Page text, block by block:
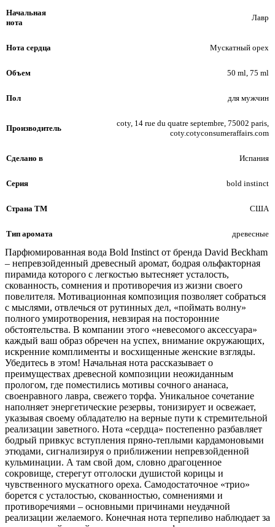
Начальная
нота
Лавр
Нота сердца Мускатный орех
Объем 50 ml, 75 ml
Пол для мужчин
Производитель
coty, 14 rue du quatre septembre, 75002 paris,
coty.cotyconsumeraffairs.com
Сделано в Испания
Серия bold instinct
Страна ТМ США
Тип аромата древесные
Парфюмированная вода Bold Instinct от бренда David Beckham
– непревзойденный древесный аромат, бодрая ольфакторная
пирамида которого с легкостью вытесняет усталость,
скованность, сомнения и противоречия из жизни своего
повелителя. Мотивационная композиция позволяет собраться
с мыслями, отвлечься от рутинных дел, «поймать волну»
полного умиротворения, невзирая на посторонние
обстоятельства. В компании этого «невесомого аксессуара»
каждый ваш образ обречен на успех, внимание окружающих,
искренние комплименты и восхищенные женские взгляды.
Убедитесь в этом! Начальная нота рассказывает о
преимуществах древесной композиции неожиданным
прологом, где поместились мотивы сочного ананаса,
своенравного лавра, свежего торфа. Уникальное сочетание
наполняет энергетические резервы, тонизирует и освежает,
указывая своему обладателю на верные пути к стремительной
реализации заветного. Нота «сердца» постепенно разбавляет
бодрый привкус вступления пряно-теплыми кардамоновыми
этюдами, сигнализируя о приближении непревзойденной
кульминации. А там свой дом, словно драгоценное
сокровище, стерегут отголоски душистой корицы и
чувственного мускатного ореха. Самодостаточное «трио»
борется с усталостью, скованностью, сомнениями и
противоречиями – основными причинами неудачной
реализации желаемого. Конечная нота терпеливо наблюдает за